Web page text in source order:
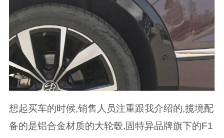
想起买车的时候,销售人员注重跟我介绍的,揽境配
备的是铝合金材质的大轮毂,固特异品牌旗下的F1